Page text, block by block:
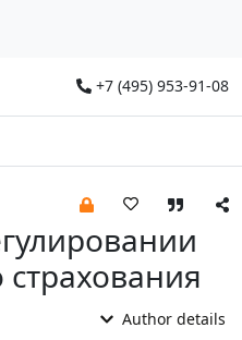
+7 (495) 953-91-08
Author details